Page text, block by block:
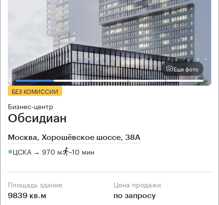
Еще фото
БЕЗ КОМИССИИ
Бизнес-центр
Обсидиан
Москва, Хорошёвское шоссе, 38А
ЦСКА → 970 м ~10 мин
Площадь здания
9839 кв.м
Цена продажи
по запросу